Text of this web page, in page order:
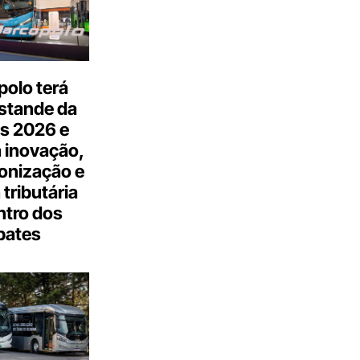
terá
da
2026 e
e
tributária
dos